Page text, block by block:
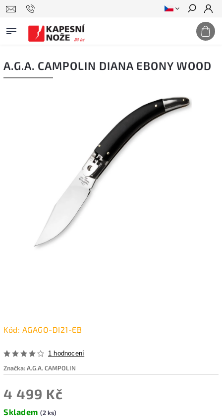
Hledat
A.G.A. CAMPOLIN DIANA EBONY WOOD
Kód: AGAGO-DI21-EB
1 hodnocení
Značka:A.G.A. CAMPOLIN
4 499 Kč
Skladem (2 ks)